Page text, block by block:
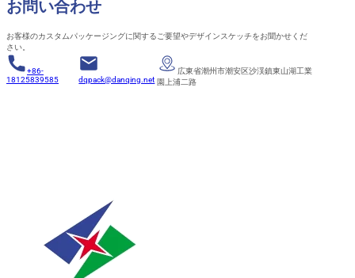
お問い合わせ
お客様のカスタムパッケージングに関するご要望やデザインスケッチをお聞かせくだ
さい。
+86-
18125839585
dqpack@danqing.net
広東省潮州市潮安区沙渓鎮東山湖工業
園上浦二路